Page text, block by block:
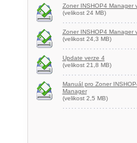
Zoner INSHOP4 Manager
(velikost 24 MB)
Zoner INSHOP4 Manager
(velikost 24,3 MB)
Update verze 4
(velikost 21,8 MB)
Manuál pro Zoner
Manager
(velikost 2,5 MB)